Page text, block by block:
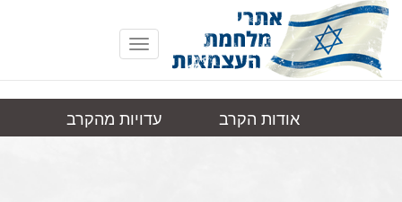
Toggle
navigation
זנע'ריה
אודות הקרב
עדויות מהקרב